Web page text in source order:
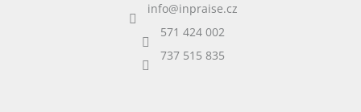
r
v
y
info@inpraise.cz
571 424 002
737 515 835